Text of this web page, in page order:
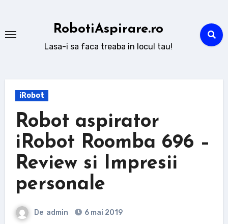
conținut
RobotiAspirare.ro
Lasa-i sa faca treaba in locul tau!
iRobot
Robot aspirator
iRobot Roomba 696 –
Review si Impresii
personale
De admin 6 mai 2019